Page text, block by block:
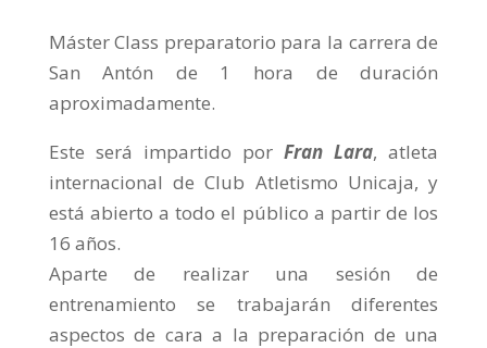
Máster Class preparatorio para la carrera de
San Antón de 1 hora de duración
aproximadamente.
Este será impartido porFran Lara, atleta
internacional de Club Atletismo Unicaja, y
está abierto a todo el público a partir de los
16 años.
Aparte de realizar una sesión de
entrenamiento se trabajarán diferentes
aspectos de cara a la preparación de una